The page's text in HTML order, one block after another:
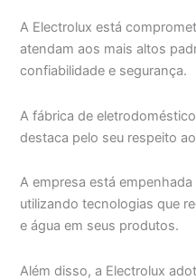
A Electrolux está
atendam aos mais altos
confiabilidade e segurança.
A fábrica de
destaca pelo seu respeito
A empresa está
utilizando tecnologias que
e água em seus produtos.
Além disso, a Electrolux